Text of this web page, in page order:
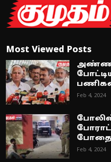
Most Viewed Posts
Feb 4, 2024
போதை
Feb 4, 2024